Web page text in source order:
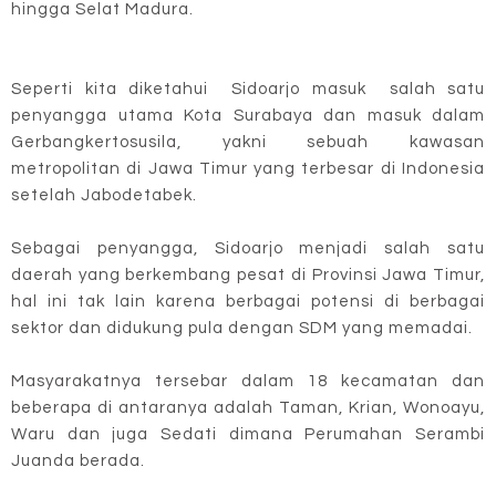
hingga Selat Madura.
Seperti kita diketahui Sidoarjo masuk salah satu
penyangga utama Kota Surabaya dan masuk dalam
Gerbangkertosusila, yakni sebuah kawasan
metropolitan di Jawa Timur yang terbesar di Indonesia
setelah Jabodetabek.
Sebagai penyangga, Sidoarjo menjadi salah satu
daerah yang berkembang pesat di Provinsi Jawa Timur,
hal ini tak lain karena berbagai potensi di berbagai
sektor dan didukung pula dengan SDM yang memadai.
Masyarakatnya tersebar dalam 18 kecamatan dan
beberapa di antaranya adalah Taman, Krian, Wonoayu,
Waru dan juga Sedati dimana Perumahan Serambi
Juanda berada.